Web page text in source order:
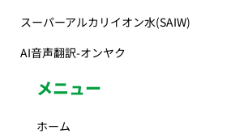
スーパーアルカリイオン水(SAIW)
AI音声翻訳-オンヤク
メニュー
ホーム